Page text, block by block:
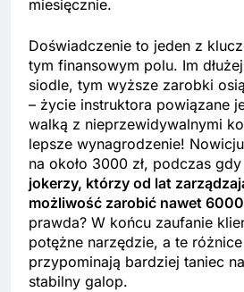
miesięcznie.
Doświadczenie to jeden z
tym finansowym polu. Im
siodle, tym wyższe zarobki
– życie instruktora powiązane
walką z nieprzewidywalnymi
lepsze wynagrodzenie!
na około 3000 zł, podczas gdy
jokerzy, którzy od lat
możliwość zarobić nawet 6000
prawda? W końcu zaufanie
potężne narzędzie, a te
przypominają bardziej taniec
stabilny galop.